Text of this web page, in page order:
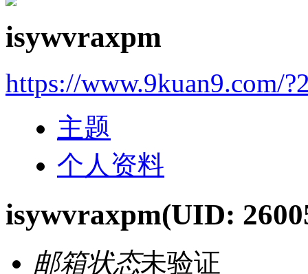
isywvraxpm
https://www.9kuan9.com/
主题
个人资料
isywvraxpm(UID:
邮箱状态未验证